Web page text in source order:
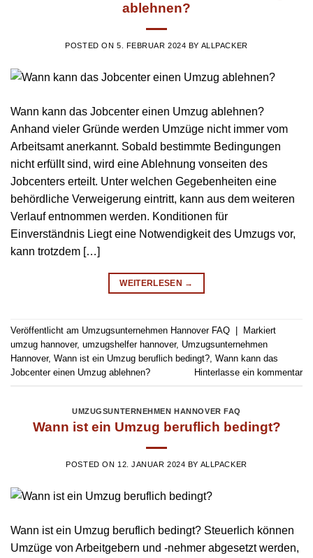
ablehnen?
POSTED ON 5. FEBRUAR 2024 BY ALLPACKER
Wann kann das Jobcenter einen Umzug ablehnen?
Anhand vieler Gründe werden Umzüge nicht immer vom
Arbeitsamt anerkannt. Sobald bestimmte Bedingungen
nicht erfüllt sind, wird eine Ablehnung vonseiten des
Jobcenters erteilt. Unter welchen Gegebenheiten eine
behördliche Verweigerung eintritt, kann aus dem weiteren
Verlauf entnommen werden. Konditionen für
Einverständnis Liegt eine Notwendigkeit des Umzugs vor,
kann trotzdem […]
WEITERLESEN →
Veröffentlicht am Umzugsunternehmen Hannover FAQ
Markiert
umzug hannover, umzugshelfer hannover, Umzugsunternehmen
Hannover, Wann ist ein Umzug beruflich bedingt?, Wann kann das
Jobcenter einen Umzug ablehnen?
Hinterlasse ein kommentar
UMZUGSUNTERNEHMEN HANNOVER FAQ
Wann ist ein Umzug beruflich bedingt?
POSTED ON 12. JANUAR 2024 BY ALLPACKER
Wann ist ein Umzug beruflich bedingt? Steuerlich können
Umzüge von Arbeitgebern und -nehmer abgesetzt werden,